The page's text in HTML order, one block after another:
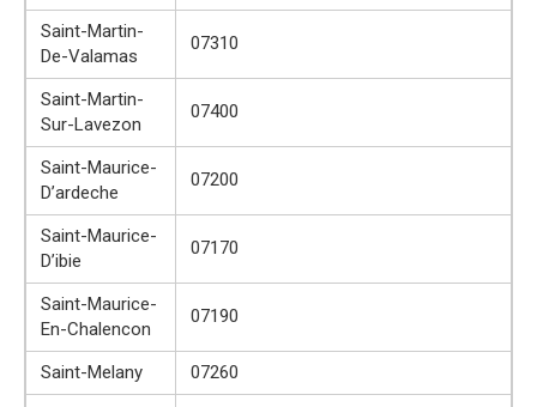
Saint-Martin-
De-Valamas
07310
Saint-Martin-
Sur-Lavezon
07400
Saint-Maurice-
D’ardeche
07200
Saint-Maurice-
D’ibie
07170
Saint-Maurice-
En-Chalencon
07190
Saint-Melany
07260